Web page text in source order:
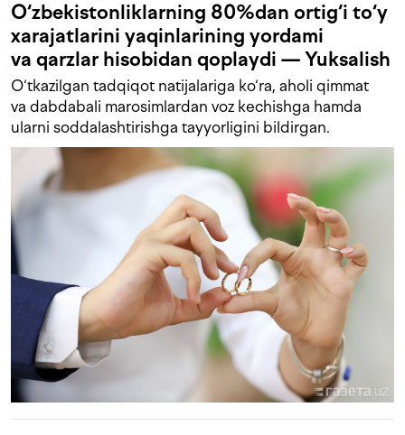
O‘zbekistonliklarning 80%dan ortig‘i to‘y
xarajatlarini yaqinlarining yordami
va qarzlar hisobidan qoplaydi — Yuksalish
O‘tkazilgan tadqiqot natijalariga ko‘ra, aholi qimmat
va dabdabali marosimlardan voz kechishga hamda
ularni soddalashtirishga tayyorligini bildirgan.